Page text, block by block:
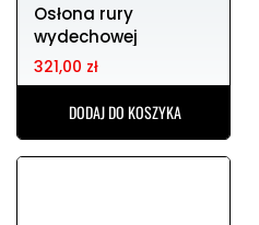
Osłona rury
wydechowej
POLISPORT
321,00 zł
DODAJ DO KOSZYKA